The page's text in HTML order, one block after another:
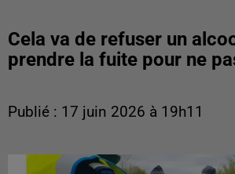
Cela va de refuser un
prendre la fuite pour ne
Publié : 17 juin 2026 à 19h11